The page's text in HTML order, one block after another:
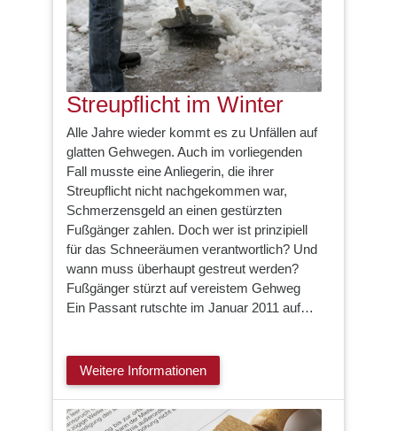
Streupflicht im Winter
Alle Jahre wieder kommt es zu Unfällen auf
glatten Gehwegen. Auch im vorliegenden
Fall musste eine Anliegerin, die ihrer
Streupflicht nicht nachgekommen war,
Schmerzensgeld an einen gestürzten
Fußgänger zahlen. Doch wer ist prinzipiell
für das Schneeräumen verantwortlich? Und
wann muss überhaupt gestreut werden?
Fußgänger stürzt auf vereistem Gehweg
Ein Passant rutschte im Januar 2011 auf…
Weitere Informationen